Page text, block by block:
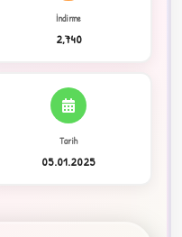
İndirme
2,740
Tarih
05.01.2025